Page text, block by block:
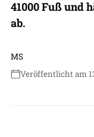
41000 Fuß und
ab.
MS
Veröffentlicht am